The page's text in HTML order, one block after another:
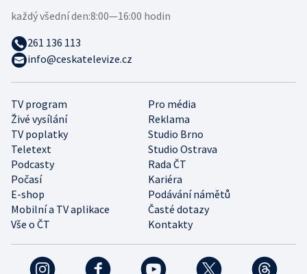
TV program
Pro média
Živé vysílání
Reklama
TV poplatky
Studio Brno
Teletext
Studio Ostrava
Podcasty
Rada ČT
Počasí
Kariéra
E-shop
Podávání námětů
Mobilní a TV aplikace
Časté dotazy
Vše o ČT
Kontakty
každý všední den:8:00—16:00 hodin
261 136 113
info@ceskatelevize.cz